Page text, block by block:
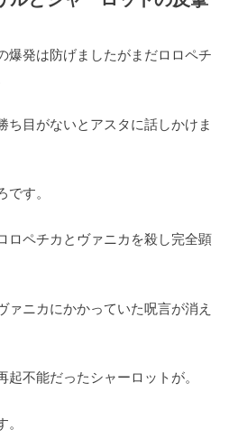
爆発は防げましたがまだロロペチ
ち目がないとアスタに話しかけま
です。
ロペチカとヴァニカを殺し完全顕
ァニカにかかっていた呪言が消え
起不能だったシャーロットが。
。